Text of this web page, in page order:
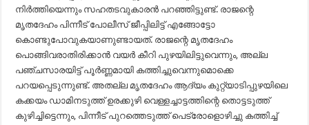
നിർത്തിയെന്നും സഹതടവുകാരൻ പറഞ്ഞിട്ടുണ്ട്. രാജന്റെ
മൃതദേഹം പിന്നീട് പോലീസ് ജീപ്പിലിട്ട് എങ്ങോട്ടോ
കൊണ്ടുപോവുകയാണുണ്ടായത്. രാജന്റെ മൃതദേഹം
പൊങ്ങിവരാതിരിക്കാൻ വയർ കീറി പുഴയിലിട്ടുവെന്നും, അല്ല
പഞ്ചസാരയിട്ട് പൂർണ്ണമായി കത്തിച്ചുവെന്നുമൊക്കെ
പറയപ്പെടുന്നുണ്ട്. അതല്ല മൃതദേഹം ആദ്യം കുറ്റ്യാടിപ്പുഴയിലെ
കക്കയം ഡാമിനടുത്ത് ഉരക്കുഴി വെള്ളച്ചാട്ടത്തിന്റെ തൊട്ടടുത്ത്
കുഴിച്ചിട്ടെന്നും, പിന്നീട് പുറത്തെടുത്ത് പെട്രോളൊഴിച്ചു കത്തിച്ച്